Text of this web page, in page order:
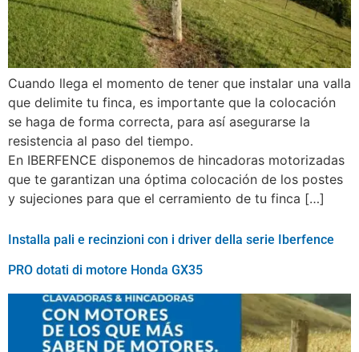
Cuando llega el momento de tener que instalar una valla
que delimite tu finca, es importante que la colocación
se haga de forma correcta, para así asegurarse la
resistencia al paso del tiempo.
En IBERFENCE disponemos de hincadoras motorizadas
que te garantizan una óptima colocación de los postes
y sujeciones para que el cerramiento de tu finca […]
Installa pali e recinzioni con i driver della serie Iberfence
PRO dotati di motore Honda GX35